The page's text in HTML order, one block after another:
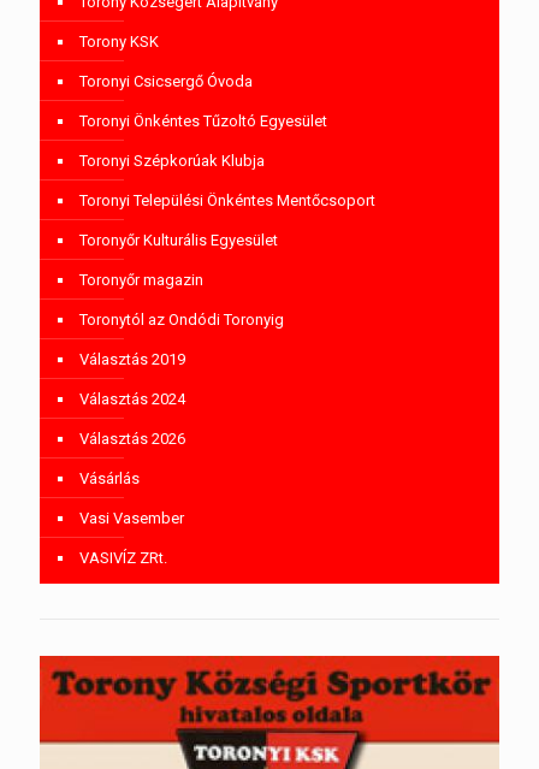
Torony KSK
Toronyi Csicsergő Óvoda
Toronyi Önkéntes Tűzoltó Egyesület
Toronyi Szépkorúak Klubja
Toronyi Települési Önkéntes Mentőcsoport
Toronyőr Kulturális Egyesület
Toronyőr magazin
Toronytól az Ondódi Toronyig
Választás 2019
Választás 2024
Választás 2026
Vásárlás
Vasi Vasember
VASIVÍZ ZRt.